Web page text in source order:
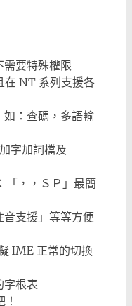
需要特殊權限
NT 系列支援各
如：查碼，多語輸
字加詞檔及
「，，ＳＰ」最簡
音支援」等等方便
IME 正常的切換
字根表